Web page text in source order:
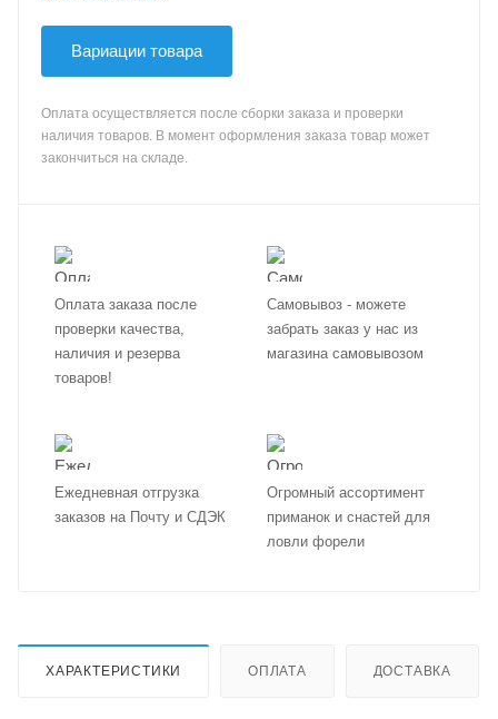
Вариации товара
Оплата осуществляется после сборки заказа и проверки
наличия товаров. В момент оформления заказа товар может
закончиться на складе.
Оплата заказа после
проверки качества,
наличия и резерва
товаров!
Самовывоз - можете
забрать заказ у нас из
магазина самовывозом
Ежедневная отгрузка
заказов на Почту и СДЭК
Огромный ассортимент
приманок и снастей для
ловли форели
ХАРАКТЕРИСТИКИ ОПЛАТА ДОСТАВКА